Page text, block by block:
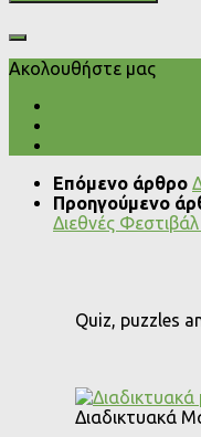
Ακολουθήστε μας
Επόμενο άρθρο
Προηγούμενο
Διεθνές
Quiz, puzzles
Διαδικτυακά